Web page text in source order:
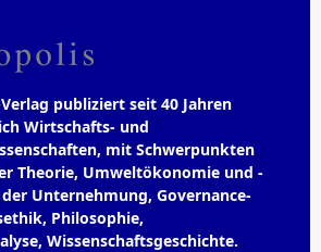
publiziert seit 40 Jahren
Wirtschafts- und
mit Schwerpunkten
Theorie, Umweltökonomie und -
Unternehmung, Governance-
Philosophie,
Wissenschaftsgeschichte.